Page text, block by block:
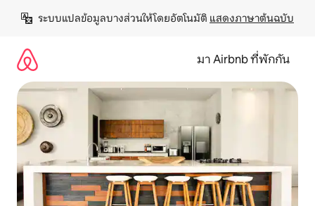
เนื้อหา
ระบบแปลข้อมูลบางส่วนให้โดยอัตโนมัติ แสดงภาษาต้นฉบับ
มา Airbnb ที่พักกัน